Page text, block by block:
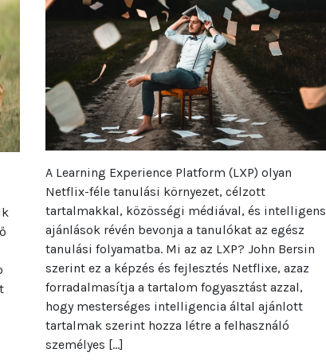
A Learning Experience Platform (LXP) olyan
Netflix-féle tanulási környezet, célzott
tartalmakkal, közösségi médiával, és intelligens
ajánlások révén bevonja a tanulókat az egész
tanulási folyamatba. Mi az az LXP? John Bersin
szerint ez a képzés és fejlesztés Netflixe, azaz
forradalmasítja a tartalom fogyasztást azzal,
hogy mesterséges intelligencia által ajánlott
tartalmak szerint hozza létre a felhasználó
személyes […]